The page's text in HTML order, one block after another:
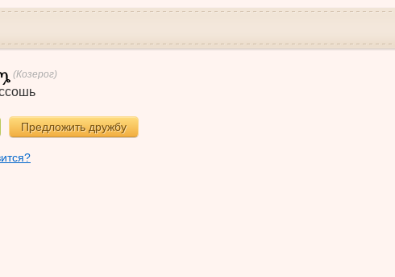
(Козерог)
Предложить дружбу